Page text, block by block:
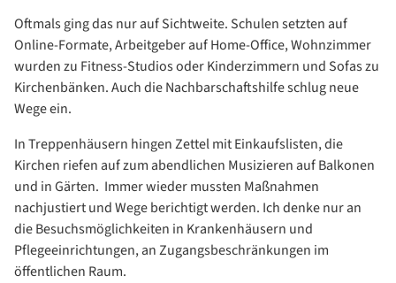
Oftmals ging das nur auf Sichtweite. Schulen setzten auf
Online-Formate, Arbeitgeber auf Home-Office, Wohnzimmer
wurden zu Fitness-Studios oder Kinderzimmern und Sofas zu
Kirchenbänken. Auch die Nachbarschaftshilfe schlug neue
Wege ein.
In Treppenhäusern hingen Zettel mit Einkaufslisten, die
Kirchen riefen auf zum abendlichen Musizieren auf Balkonen
und in Gärten. Immer wieder mussten Maßnahmen
nachjustiert und Wege berichtigt werden. Ich denke nur an
die Besuchsmöglichkeiten in Krankenhäusern und
Pflegeeinrichtungen, an Zugangsbeschränkungen im
öffentlichen Raum.